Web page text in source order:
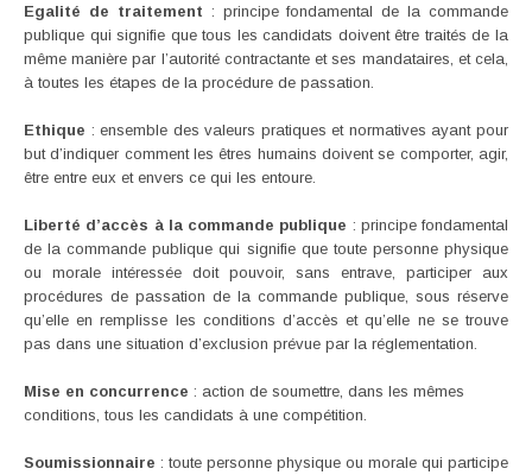
Egalité de traitement : principe fondamental de la commande
publique qui signifie que tous les candidats doivent être traités de la
même manière par l’autorité contractante et ses mandataires, et cela,
à toutes les étapes de la procédure de passation.
Ethique : ensemble des valeurs pratiques et normatives ayant pour
but d’indiquer comment les êtres humains doivent se comporter, agir,
être entre eux et envers ce qui les entoure.
Liberté d’accès à la commande publique : principe fondamental
de la commande publique qui signifie que toute personne physique
ou morale intéressée doit pouvoir, sans entrave, participer aux
procédures de passation de la commande publique, sous réserve
qu’elle en remplisse les conditions d’accès et qu’elle ne se trouve
pas dans une situation d’exclusion prévue par la réglementation.
Mise en concurrence : action de soumettre, dans les mêmes
conditions, tous les candidats à une compétition.
Soumissionnaire : toute personne physique ou morale qui participe